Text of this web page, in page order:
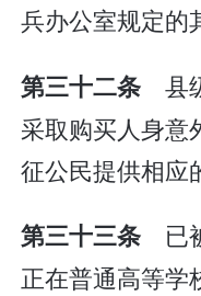
兵办公室规定的
第三十二条 县
采取购买人身意
征公民提供相应
第三十三条 已
正在普通高等学